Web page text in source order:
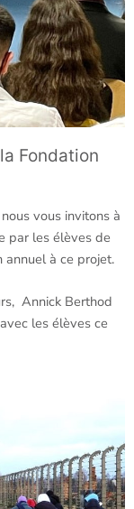
Fondation
vous invitons à
par les élèves de
annuel à ce projet.
Annick Berthod
les élèves ce